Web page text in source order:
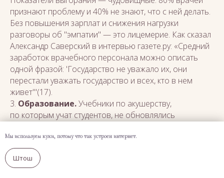
признают проблему и 40% не знают, что с ней делать.
Без повышения зарплат и снижения нагрузки
разговоры об "эмпатии" — это лицемерие. Как сказал
Александр Саверский в интервью газете.ру: «Средний
заработок врачебного персонала можно описать
одной фразой: 'Государство не уважало их, они
перестали уважать государство и всех, кто в нем
живет'"(17).
3. Образование.Учебники по акушерству,
по которым учат студентов, не обновлялись
проблема для доступа к международным
исследованиям. Нужно вводить симуляционные
тренинги с акцентом на коммуникацию, а не только
Мы используем куки, потому что так устроен интернет.
Штош